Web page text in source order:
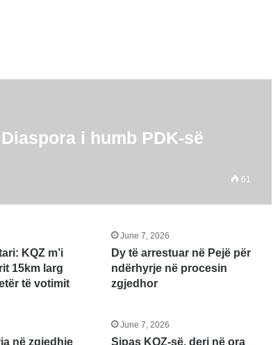
i humb PDK-së
61
KQZ m’i
15km larg
të votimit
June 7, 2026
Dy të arrestuar në Pejë për
ndërhyrje në procesin
zgjedhor
në zgjedhje
June 7, 2026
Sipas KQZ-së, deri në ora